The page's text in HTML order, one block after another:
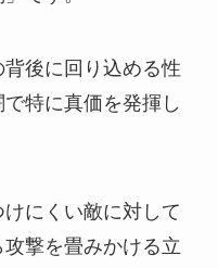
後に回り込める性
特に真価を発揮し
にくい敵に対して
撃を畳みかける立